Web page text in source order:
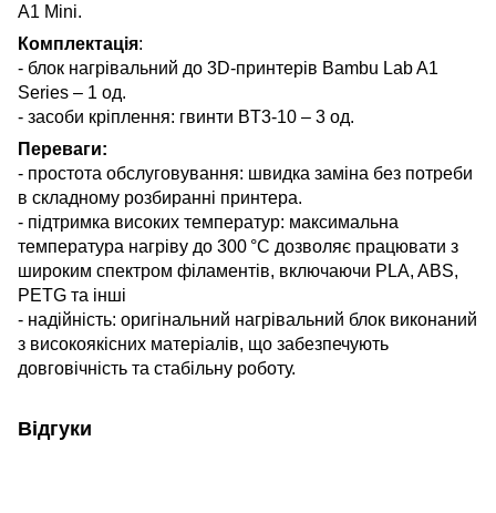
A1 Mini.
Комплектація:
- блок нагрівальний до 3D-принтерів Bambu Lab A1
Series – 1 од.
- засоби кріплення: гвинти BT3-10 – 3 од.
Переваги:
- простота обслуговування: швидка заміна без потреби
в складному розбиранні принтера.
- підтримка високих температур: максимальна
температура нагріву до 300 °C дозволяє працювати з
широким спектром філаментів, включаючи PLA, ABS,
PETG та інші
- надійність: оригінальний нагрівальний блок виконаний
з високоякісних матеріалів, що забезпечують
довговічність та стабільну роботу.
Відгуки